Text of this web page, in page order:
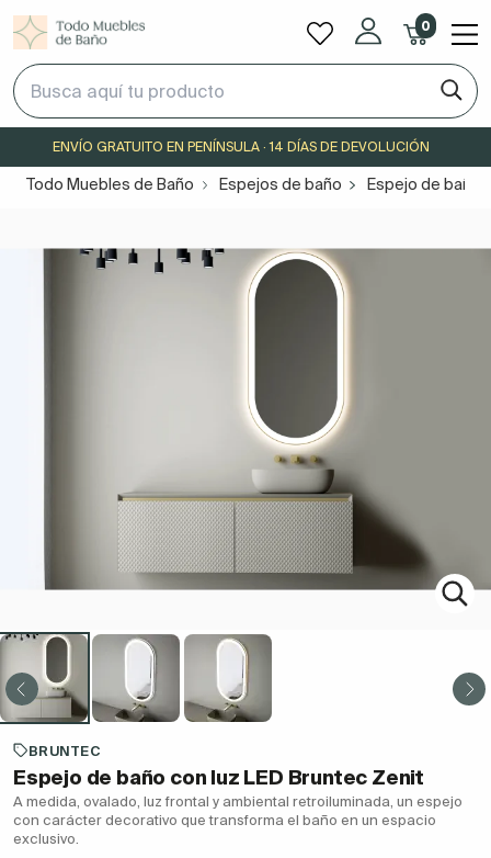
0
ENVÍO GRATUITO EN PENÍNSULA · 14 DÍAS DE DEVOLUCIÓN
Todo Muebles de Baño Espejos de baño Espejo de baño
BRUNTEC
Espejo de baño con luz LED Bruntec Zenit
A medida, ovalado, luz frontal y ambiental retroiluminada, un espejo
con carácter decorativo que transforma el baño en un espacio
exclusivo.